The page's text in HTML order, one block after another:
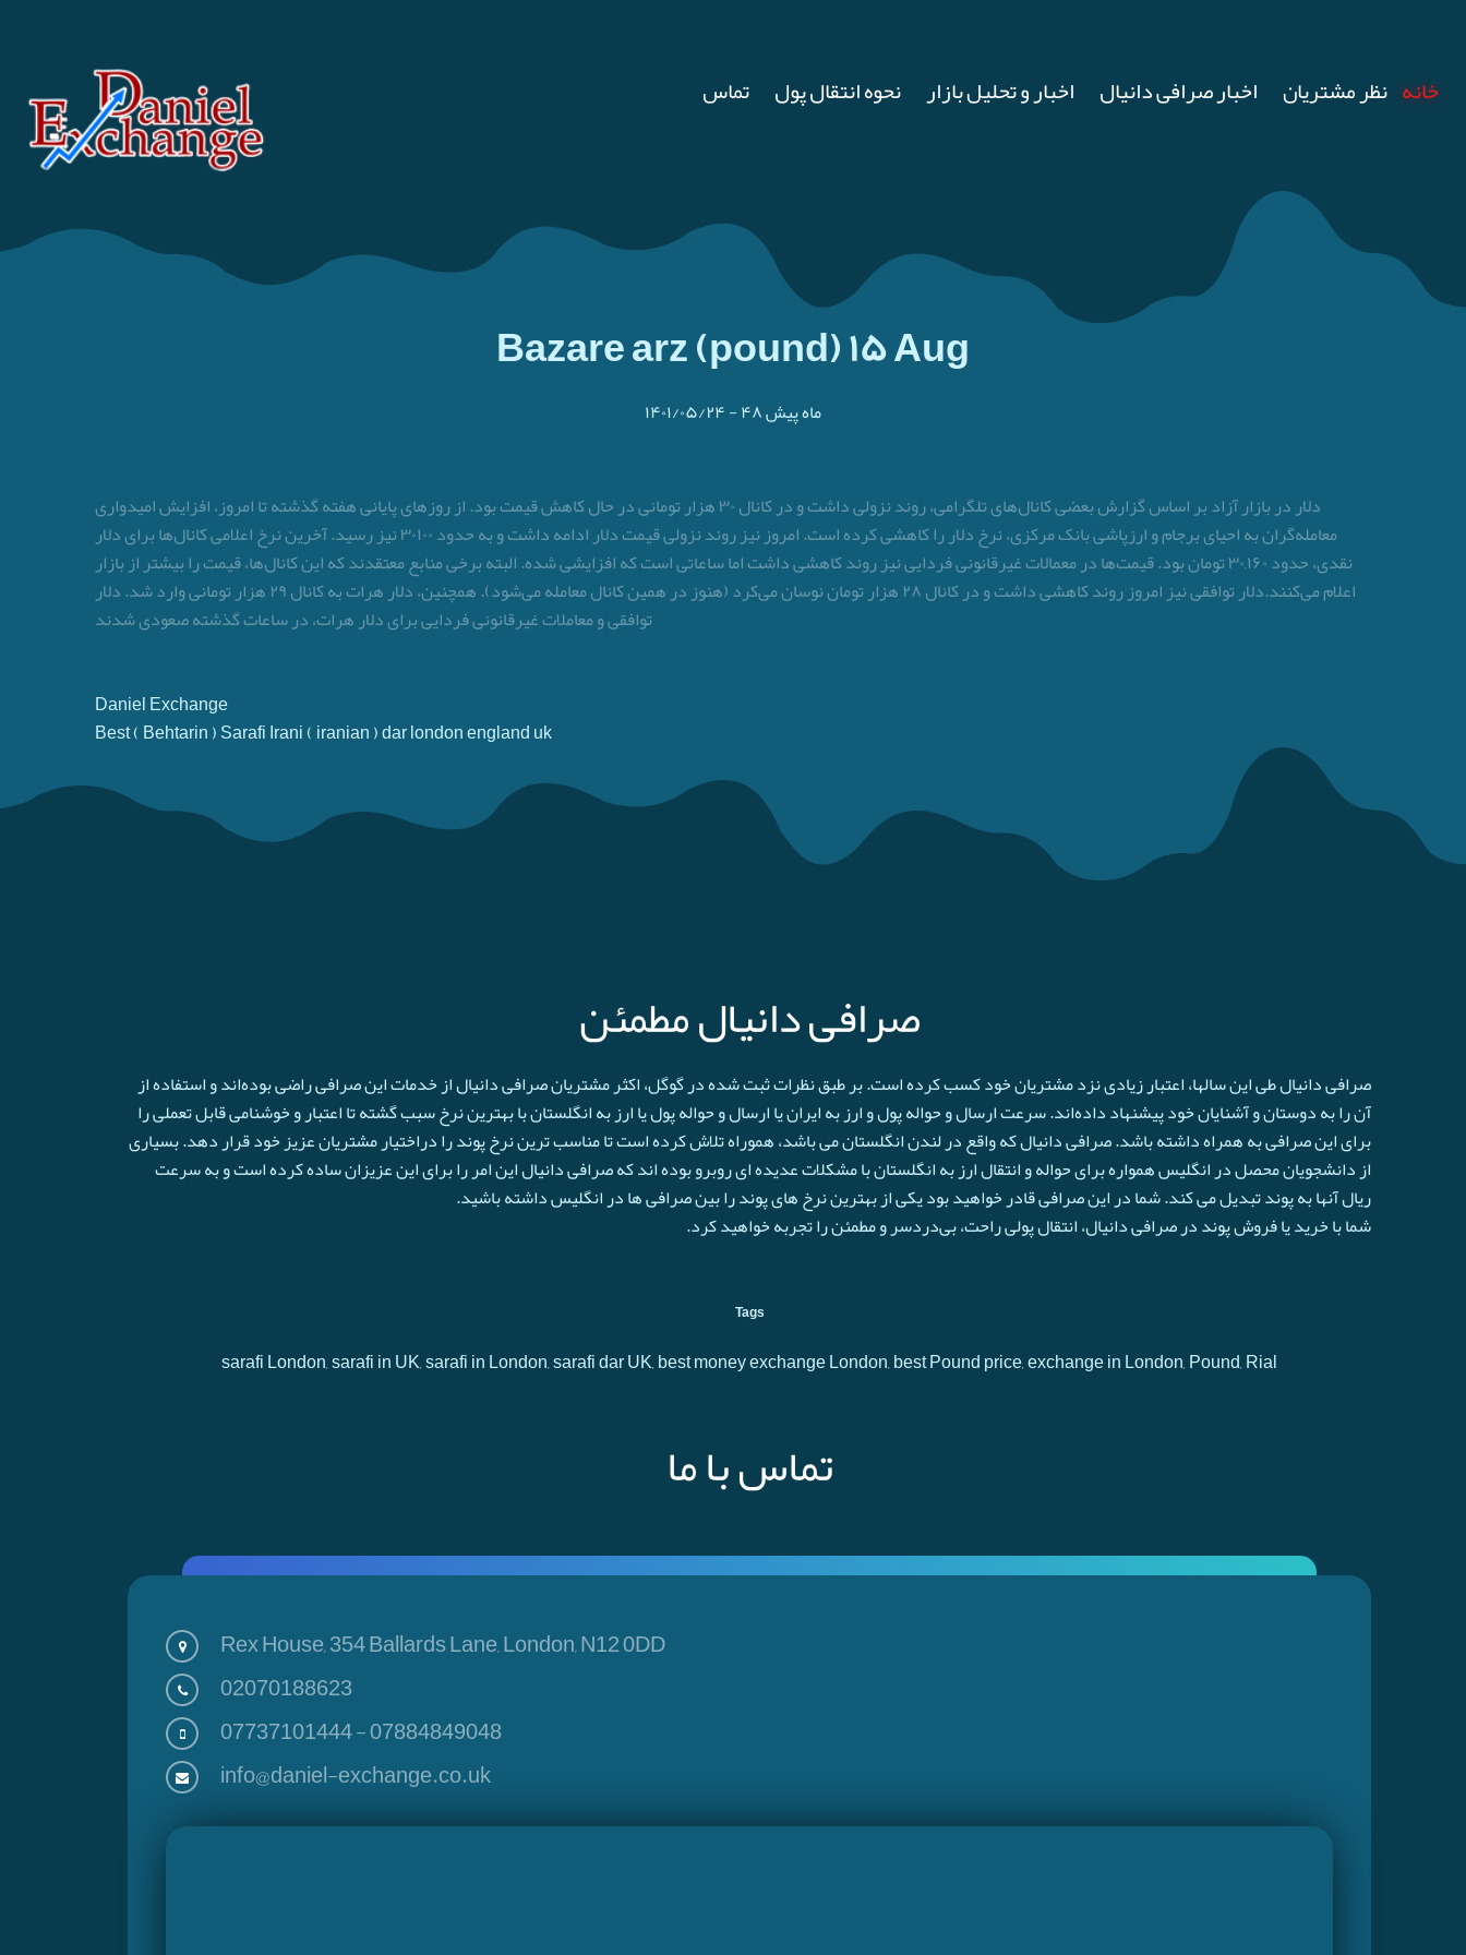
خانه نظر مشتریان اخبار صرافی دانیال اخبار و تحلیل بازار نحوه انتقال پول تماس
Bazare arz (pound) ۱۵ Aug
۱۴۰۱/۰۵/۲۴- ۴۸ ماه پیش
دلار در بازار آزاد بر اساس گزارش بعضی کانال‌های تلگرامی، روند نزولی داشت و در کانال ۳۰ هزار تومانی در حال کاهش قیمت بود. از روزهای پایانی هفته گذشته تا امروز، افزایش امیدواری
معامله‌گران به احیای برجام و ارزپاشی بانک مرکزی، نرخ دلار را کاهشی کرده است. امروز نیز روند نزولی قیمت دلار ادامه داشت و به حدود ۳۰۱۰۰ نیز رسید. آخرین نرخ اعلامی کانال‌ها برای دلار
نقدی، حدود ۳۰,۱۶۰ تومان بود. قیمت‌ها در معمالات غیرقانونی فردایی نیز روند کاهشی داشت اما ساعاتی است که افزایشی شده. البته برخی منابع معتقدند که این کانال‌ها، قیمت را بیشتر از بازار
اعلام می‌کنند.دلار توافقی نیز امروز روند کاهشی داشت و در کانال ۲۸ هزار تومان نوسان می‌کرد (هنوز در همین کانال معامله می‌شود). همچنین، دلار هرات به کانال ۲۹ هزار تومانی وارد شد. دلار
توافقی و معاملات غیرقانونی فردایی برای دلار هرات، در ساعات گذشته صعودی شدند
Daniel Exchange
Best ( Behtarin ) Sarafi Irani ( iranian ) dar london england uk
صرافی دانیال مطمئن
صرافی دانیال طی این سالها، اعتبار زیادی نزد مشتریان خود کسب کرده است. بر طبق نظرات ثبت شده در گوگل، اکثر مشتریان صرافی دانیال از خدمات این صرافی راضی بوده‌اند و استفاده از
آن را به دوستان و آشنایان خود پیشنهاد داده‌اند. سرعت ارسال و حواله پول و ارز به ایران یا ارسال و حواله پول یا ارز به انگلستان با بهترین نرخ سبب گشته تا اعتبار و خوشنامی قابل تعملی را
برای این صرافی به همراه داشته باشد. صرافی دانیال که واقع در لندن انگلستان می باشد، هموراه تلاش کرده است تا مناسب ترین نرخ پوند را دراختیار مشتریان عزیز خود قرار دهد. بسیاری
از دانشجویان محصل در انگلیس همواره برای حواله و انتقال ارز به انگلستان با مشکلات عدیده ای روبرو بوده اند که صرافی دانیال این امر را برای این عزیزان ساده کرده است و به سرعت
ريال آنها به پوند تبدیل می کند. شما در این صرافی قادر خواهید بود یکی از بهترین نرخ های پوند را بین صرافی ها در انگلیس داشته باشید.
شما با خرید یا فروش پوند در صرافی دانیال، انتقال پولی راحت، بی‌دردسر و مطمئن را تجربه خواهید کرد.
Tags
sarafi London, sarafi in UK, sarafi in London, sarafi dar UK, best money exchange London, best Pound price, exchange in London, Pound, Rial
تماس با ما
Rex House, 354 Ballards Lane, London, N12 0DD
02070188623
07737101444-07884849048
info@daniel-exchange.co.uk